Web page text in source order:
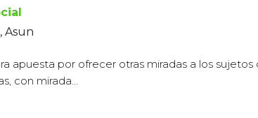
Asun
apuesta por ofrecer otras miradas a los
con mirada...